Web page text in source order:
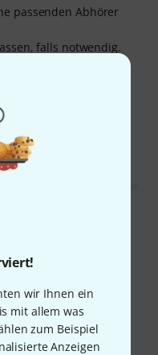
wir Ihnen ein
mit allem was
zum Beispiel
Anzeigen
passenden Abhörer
falls notwendig.